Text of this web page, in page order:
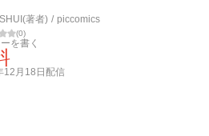
著者) / piccomics
(0)
を書く
12月18日 配信